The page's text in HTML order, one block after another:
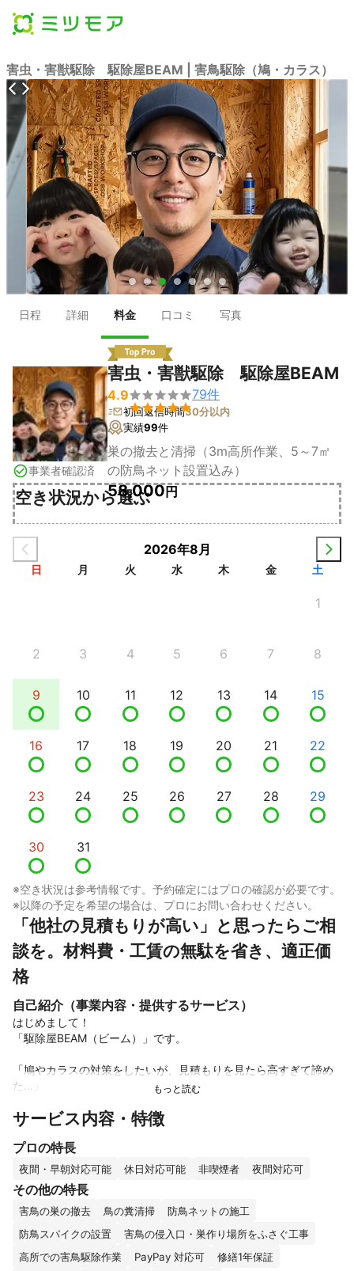
害虫・害獣駆除 駆除屋BEAM | 害鳥駆除（鳩・カラス）
● ● ● ● ● ● ●
日程 詳細 料金 口コミ 写真
事業者確認済
害虫・害獣駆除 駆除屋BEAM
4.9

79件
初回返信時間30分以内
実績99件
巣の撤去と清掃（3m高所作業、5～7㎡
の防鳥ネット設置込み）
58,000円
空き状況から選ぶ
2026年8月
日 月 火 水 木 金 土
1
2 3 4 5 6 7 8
9 10 11 12 13 14 15
16 17 18 19 20 21 22
23 24 25 26 27 28 29
30 31
※空き状況は参考情報です。予約確定にはプロの確認が必要です。
※以降の予定を希望の場合は、プロにお問い合わせください。
​「他社の見積もりが高い」と思ったらご相
談を。材料費・工賃の無駄を省き、適正価
格
自己紹介（事業内容・提供するサービス）
はじめまして！
「駆除屋BEAM（ビーム）」です。
「鳩やカラスの対策をしたいが、見積もりを見たら高すぎて諦め
た…」
そんな経験はありませんか？
作業でもすぐに「足場が必要」と言って数十万円を上乗せしたり
することが少なくありません。
私は、そういった業界の「無駄な高コスト体質」に疑問を持って
います。
​【弊社が「安くて高品質」を実現できる2つの秘密】
​① 「足場」に無駄なお金をかけさせません！
サービス内容・特徴
プロの特長
夜間・早朝対応可能 休日対応可能 非喫煙者 夜間対応可
その他の特長
害鳥の巣の撤去 鳥の糞清掃
防鳥ネットの施工
防鳥スパイクの設置
害鳥の侵入口・巣作り場所をふさぐ工事
高所での害鳥駆除作業
PayPay 対応可
修繕1年保証